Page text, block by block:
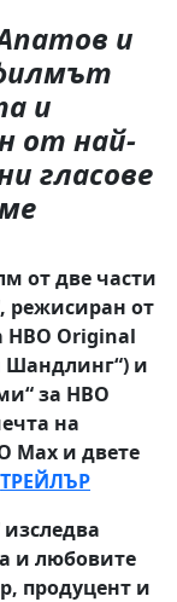
и
и
от най-
гласове
от две части
режисиран от
HBO Original
Шандлинг“) и
за HBO
на
Max и двете
ТРЕЙЛЪР
и любовите
продуцент и